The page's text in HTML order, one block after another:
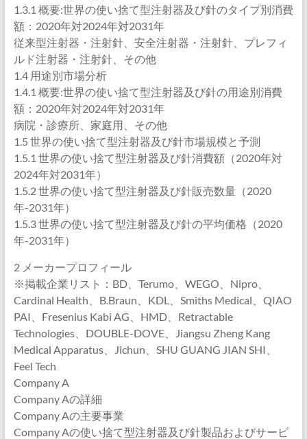
1.3.1 概要:世界の使い捨て型注射器及び針のタイプ別消費
額：2020年対2024年対2031年
従来型注射器・注射針、安全注射器・注射針、プレフィ
ルド注射器・注射針、その他
1.4 用途別市場分析
1.4.1 概要:世界の使い捨て型注射器及び針の用途別消費
額：2020年対2024年対2031年
病院・診療所、家庭用、その他
1.5 世界の使い捨て型注射器及び針市場規模と予測
1.5.1 世界の使い捨て型注射器及び針消費額（2020年対
2024年対2031年）
1.5.2 世界の使い捨て型注射器及び針販売数量（2020
年-2031年）
1.5.3 世界の使い捨て型注射器及び針の平均価格（2020
年-2031年）
2 メーカープロフィール
※掲載企業リスト：BD、Terumo、WEGO、Nipro、
Cardinal Health、B.Braun、KDL、Smiths Medical、QIAO
PAI、Fresenius Kabi AG、HMD、Retractable
Technologies、DOUBLE-DOVE、Jiangsu Zheng Kang
Medical Apparatus、Jichun、SHU GUANG JIAN SHI、
Feel Tech
Company A
Company Aの詳細
Company Aの主要事業
Company Aの使い捨て型注射器及び針製品およびサービ